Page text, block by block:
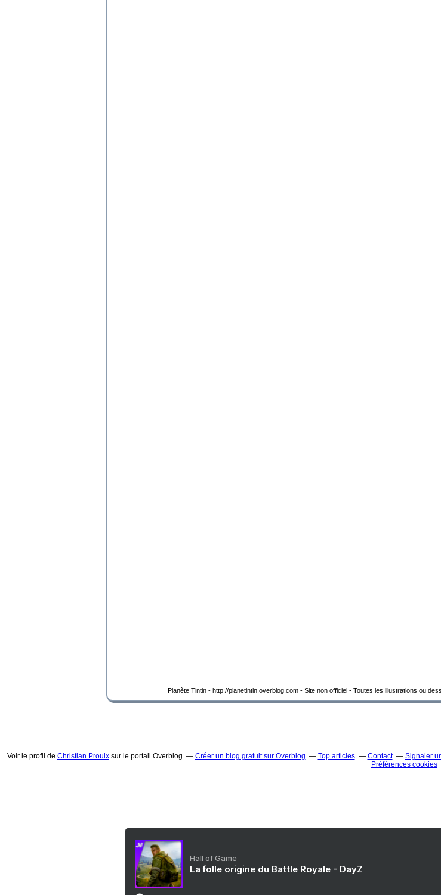
Planète Tintin - http://planetintin.overblog.com - Site non officiel - Toutes les illustrations ou
Voir le profil de Christian Proulxsur le portail Overblog Créer un blog gratuit sur Overblog Top articles Contact Signaler
Préférences cookies
Hall of Game
La folle origine du Battle Royale - DayZ